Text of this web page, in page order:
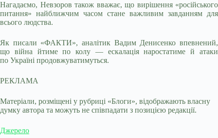
Нагадаємо, Невзоров також вважає, що вирішення «російського
питання» найближчим часом стане важливим завданням для
всього людства.
Як писали «ФАКТИ», аналітик Вадим Денисенко впевнений,
що війна йтиме по колу — ескалація наростатиме й атаки
по Україні продовжуватимуться.
РЕКЛАМА
Матеріали, розміщені у рубриці «Блоги», відображають власну
думку автора та можуть не співпадати з позицією редакції.
Джерело